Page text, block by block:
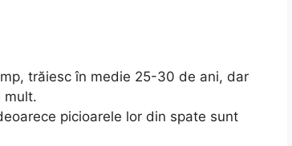
trăiesc în medie 25-30 de ani, dar
mult.
picioarele lor din spate sunt